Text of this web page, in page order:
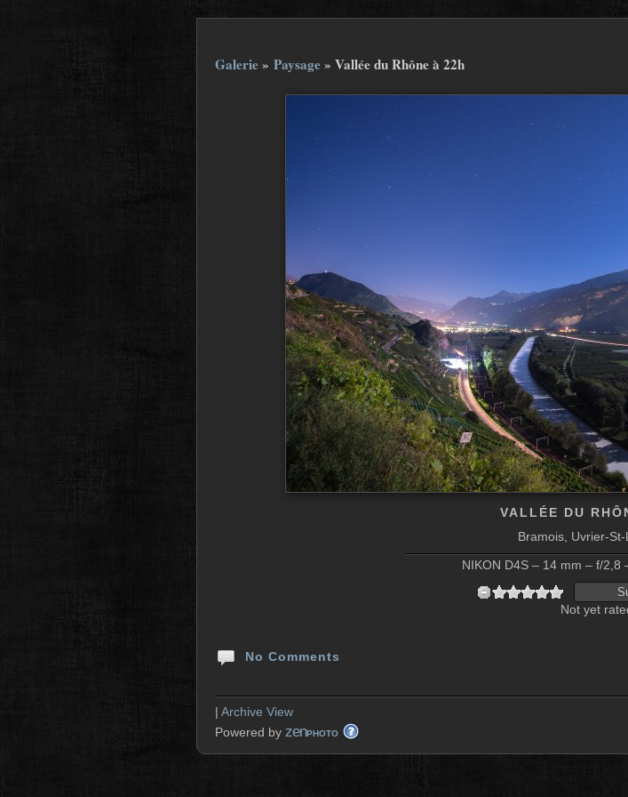
Galerie» Paysage» Vallée du Rhône à 22h
VALLÉE DU
Bramois, Uvrier-
NIKON D4S – 14 mm – f/2,8
Not yet
No Comments
| Archive View
Powered by zenPHOTO